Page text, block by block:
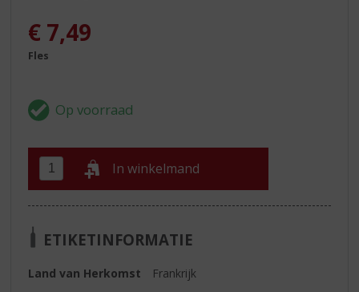
€ 7,49
Fles
In winkelmand
ETIKETINFORMATIE
Land van Herkomst
Frankrijk